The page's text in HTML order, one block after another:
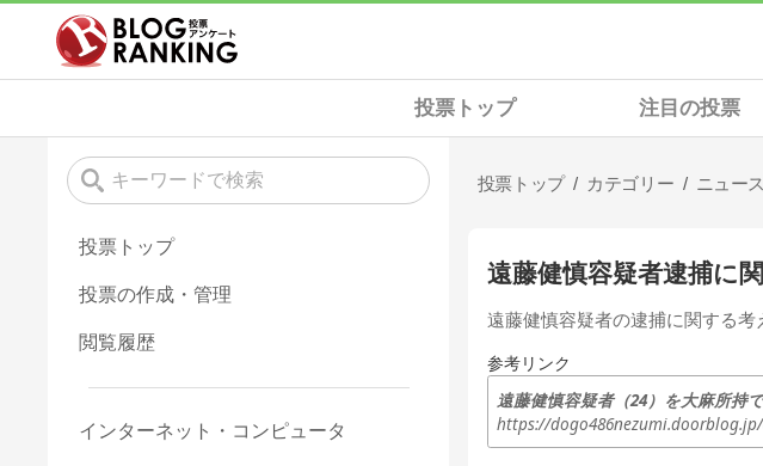
投票トップ 注目の投票
投票トップ カテゴリー ニュース
遠藤健慎容疑者逮捕に
遠藤健慎容疑者の逮捕に関する考
参考リンク
遠藤健慎容疑者（24）を大麻所持
https://
投票トップ
投票の作成・管理
閲覧履歴
インターネット・コンピュータ